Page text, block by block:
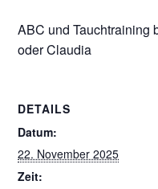
ABC und Tauchtraining
oder Claudia
DETAILS
Datum:
22. November 2025
Zeit: